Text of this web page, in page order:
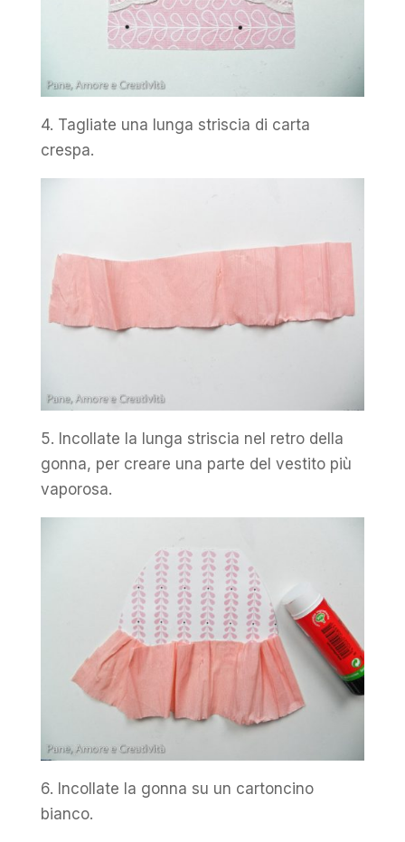
4. Tagliate una lunga striscia di carta
crespa.
5. Incollate la lunga striscia nel retro della
gonna, per creare una parte del vestito più
vaporosa.
6. Incollate la gonna su un cartoncino
bianco.